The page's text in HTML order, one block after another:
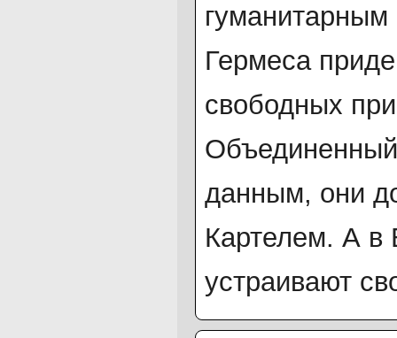
Гермеса
свободных
данным, они
Картелем. А в
устраивают